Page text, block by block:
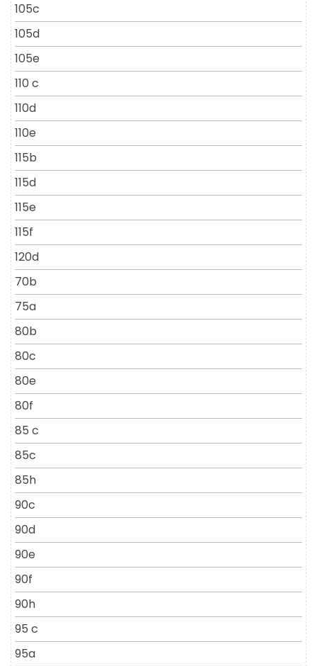
105c
105d
105e
110 c
110d
110e
115b
115d
115e
115f
120d
70b
75a
80b
80c
80e
80f
85 c
85c
85h
90c
90d
90e
90f
90h
95 c
95a